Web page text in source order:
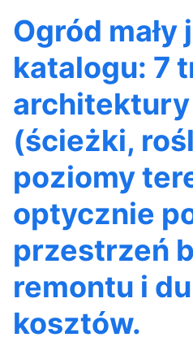
Ogród mały
katalogu: 7
(ścieżki,
poziomy
optycznie
przestrzeń
remontu i
kosztów.